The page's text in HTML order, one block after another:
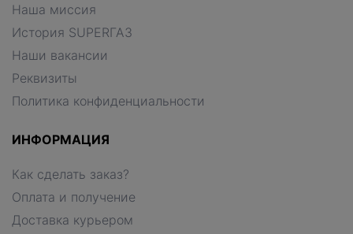
Наша миссия
История SUPERГАЗ
Наши вакансии
Реквизиты
Политика конфиденциальности
ИНФОРМАЦИЯ
Как сделать заказ?
Оплата и получение
Доставка курьером